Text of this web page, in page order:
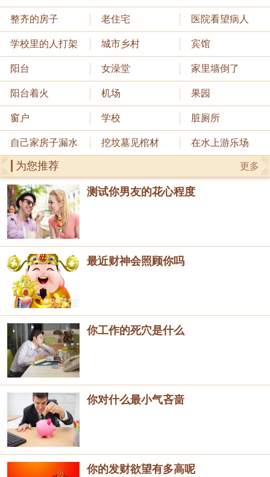
整齐的房子 老住宅 医院看望病人
学校里的人打架 城市乡村 宾馆
阳台 女澡堂 家里墙倒了
阳台着火 机场 果园
窗户 学校 脏厕所
自己家房子漏水 挖坟墓见棺材 在水上游乐场
更多
为您推荐
测试你男友的花心程度
最近财神会照顾你吗
你工作的死穴是什么
你对什么最小气吝啬
你的发财欲望有多高呢